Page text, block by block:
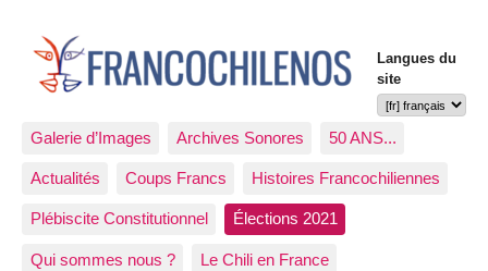
Langues du
site
Galerie d’Images Archives Sonores 50 ANS...
Actualités Coups Francs Histoires Francochiliennes
Plébiscite Constitutionnel Élections 2021
Qui sommes nous ? Le Chili en France